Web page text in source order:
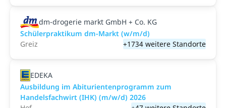
dm-drogerie markt GmbH + Co. KG
Schülerpraktikum dm-Markt (w/m/d)
Greiz
+1734 weitere Standorte
EDEKA
Ausbildung im Abiturientenprogramm zum
Handelsfachwirt (IHK) (m/w/d) 2026